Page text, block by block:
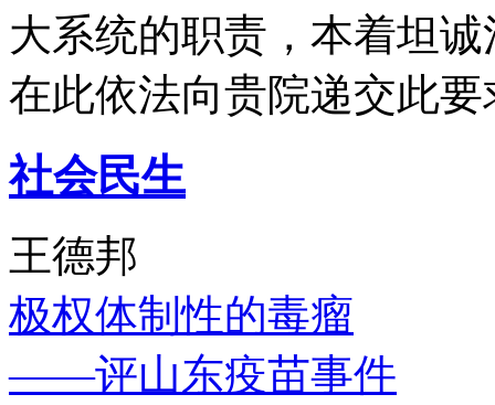
大系统的职责，本着坦
在此依法向贵院递交此要
社会民生
王德邦
极权体制性的毒瘤
——评山东疫苗事件